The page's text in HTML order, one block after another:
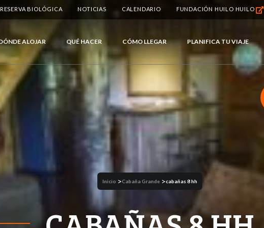
RESERVA BIOLÓGICA NOTICIAS CALENDARIO FUNDACIÓN HUILO HUILO
ALOJAR QUÉ HACER CÓMO LLEGAR PLANIFICA TU VIAJE
Inicio >Cabaña Grande >cabañas 8 hh